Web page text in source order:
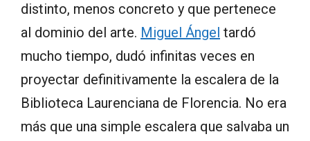
distinto, menos concreto y que pertenece
al dominio del arte. Miguel Ángel tardó
mucho tiempo, dudó infinitas veces en
proyectar definitivamente la escalera de la
Biblioteca Laurenciana de Florencia. No era
más que una simple escalera que salvaba un